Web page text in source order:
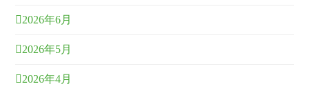
2026年6月
2026年5月
2026年4月